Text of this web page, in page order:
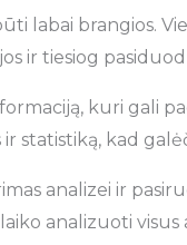
labai brangios.
ir tiesiog
kuri gali
statistiką, kad
analizei ir
analizuoti